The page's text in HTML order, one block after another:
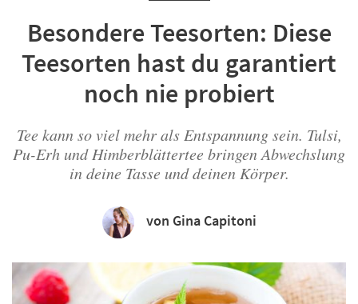
Besondere Teesorten: Diese
Teesorten hast du garantiert
noch nie probiert
Tee kann so viel mehr als Entspannung sein. Tulsi,
Pu-Erh und Himberblättertee bringen Abwechslung
in deine Tasse und deinen Körper.
von Gina Capitoni